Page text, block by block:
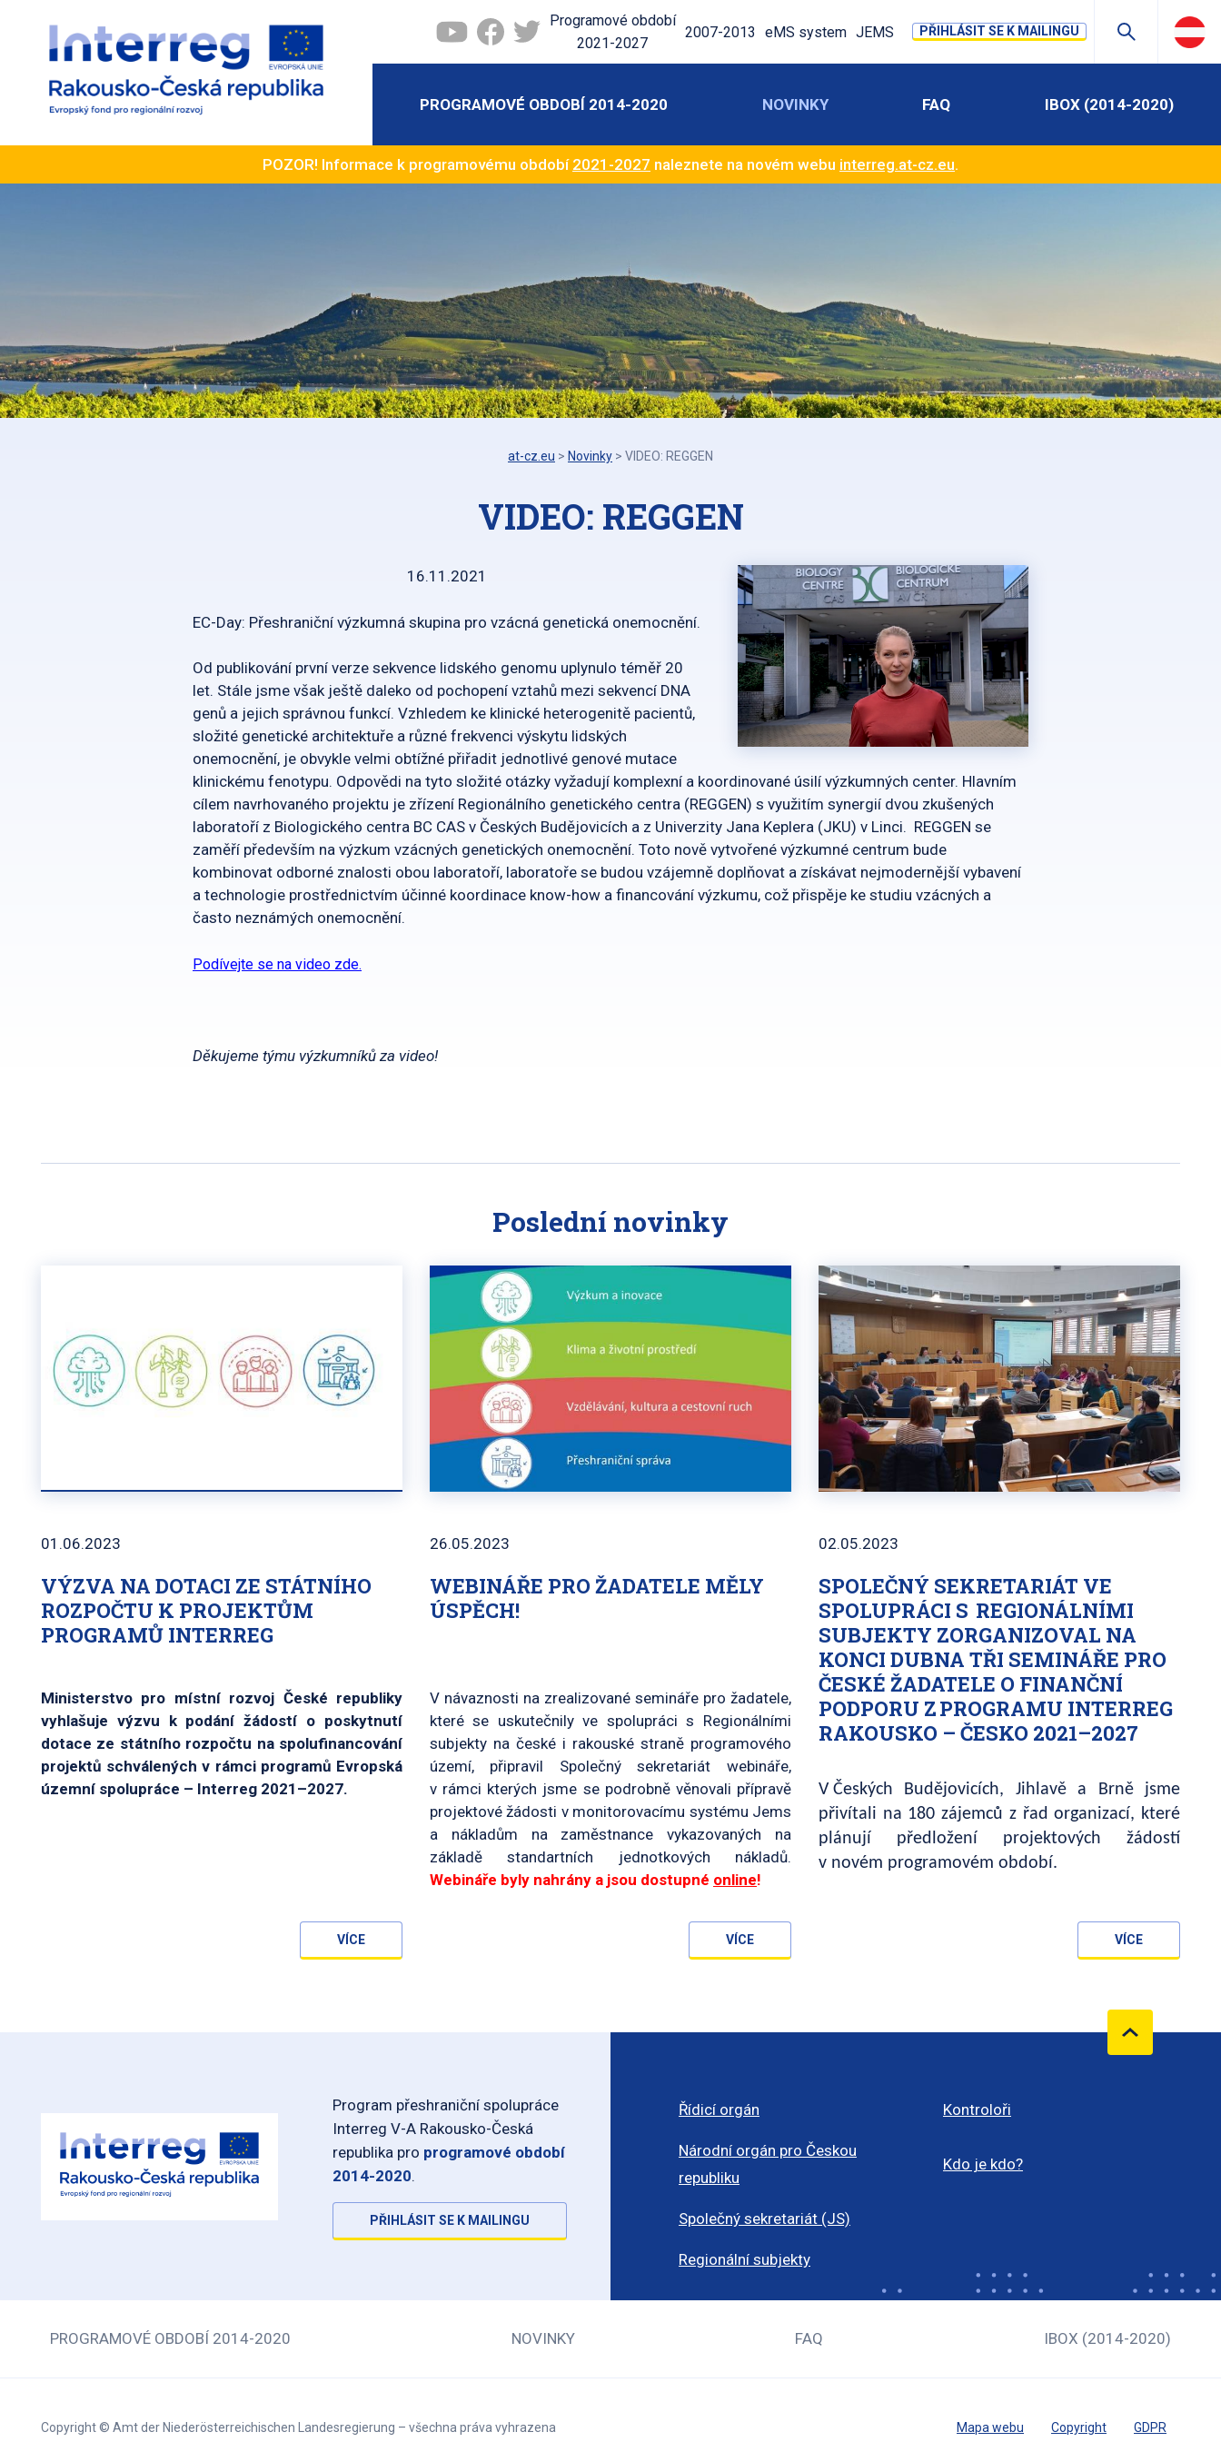
Programové období
2021-2027
2007-2013 eMS system JEMS PŘIHLÁSIT SE K MAILINGU
PROGRAMOVÉ OBDOBÍ 2014-2020 NOVINKY FAQ IBOX (2014-2020)
POZOR! Informace k programovému období 2021-2027 naleznete na novém webu interreg.at-cz.eu.
at-cz.eu > Novinky > VIDEO: REGGEN
VIDEO: REGGEN
16.11.2021
EC-Day: Přeshraniční výzkumná skupina pro vzácná genetická onemocnění.
Od publikování první verze sekvence lidského genomu uplynulo téměř 20
let. Stále jsme však ještě daleko od pochopení vztahů mezi sekvencí DNA
genů a jejich správnou funkcí. Vzhledem ke klinické heterogenitě pacientů,
složité genetické architektuře a různé frekvenci výskytu lidských
onemocnění, je obvykle velmi obtížné přiřadit jednotlivé genové mutace
klinickému fenotypu. Odpovědi na tyto složité otázky vyžadují komplexní a koordinované úsilí výzkumných center. Hlavním
cílem navrhovaného projektu je zřízení Regionálního genetického centra (REGGEN) s využitím synergií dvou zkušených
laboratoří z Biologického centra BC CAS v Českých Budějovicích a z Univerzity Jana Keplera (JKU) v Linci. REGGEN se
zaměří především na výzkum vzácných genetických onemocnění. Toto nově vytvořené výzkumné centrum bude
kombinovat odborné znalosti obou laboratoří, laboratoře se budou vzájemně doplňovat a získávat nejmodernější vybavení
a technologie prostřednictvím účinné koordinace know-how a financování výzkumu, což přispěje ke studiu vzácných a
často neznámých onemocnění.
Podívejte se na video zde.
Děkujeme týmu výzkumníků za video!
Poslední novinky
VÝZVA NA DOTACI ZE STÁTNÍHO
ROZPOČTU K PROJEKTŮM
PROGRAMŮ INTERREG
01.06.2023
Ministerstvo pro místní rozvoj České republiky
vyhlašuje výzvu k podání žádostí o poskytnutí
dotace ze státního rozpočtu na spolufinancování
projektů schválených v rámci programů Evropská
územní spolupráce – Interreg 2021–2027.
VÍCE
WEBINÁŘE PRO ŽADATELE MĚLY
ÚSPĚCH!
26.05.2023
V návaznosti na zrealizované semináře pro žadatele,
které se uskutečnily ve spolupráci s Regionálními
subjekty na české i rakouské straně programového
území, připravil Společný sekretariát webináře,
v rámci kterých jsme se podrobně věnovali přípravě
projektové žádosti v monitorovacímu systému Jems
a nákladům na zaměstnance vykazovaných na
základě standartních jednotkových nákladů.
Webináře byly nahrány a jsou dostupné online!
VÍCE
SPOLEČNÝ SEKRETARIÁT VE
SPOLUPRÁCI S REGIONÁLNÍMI
SUBJEKTY ZORGANIZOVAL NA
KONCI DUBNA TŘI SEMINÁŘE PRO
ČESKÉ ŽADATELE O FINANČNÍ
PODPORU Z PROGRAMU INTERREG
RAKOUSKO – ČESKO 2021–2027
02.05.2023
V Českých Budějovicích, Jihlavě a Brně jsme
přivítali na 180 zájemců z řad organizací, které
plánují předložení projektových žádostí
v novém programovém období.
VÍCE
Program přeshraniční spolupráce
Interreg V-A Rakousko-Česká
republika pro programové období
2014-2020.
PŘIHLÁSIT SE K MAILINGU
Řídicí orgán
Národní orgán pro Českou
republiku
Společný sekretariát (JS)
Regionální subjekty
Kontroloři
Kdo je kdo?
PROGRAMOVÉ OBDOBÍ 2014-2020 NOVINKY FAQ IBOX (2014-2020)
Copyright © Amt der Niederösterreichischen Landesregierung – všechna práva vyhrazena Mapa webu Copyright GDPR